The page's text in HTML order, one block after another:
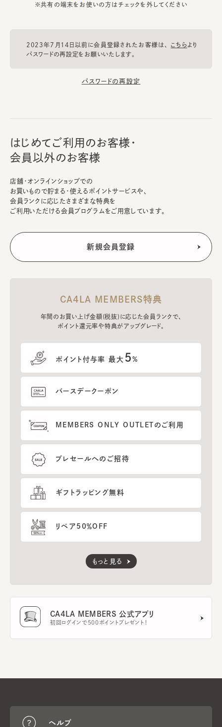
※共有の端末をお使いの方はチェックを外してください
2023年7月14日以前に会員登録されたお客様は、 こちらより
パスワードの再設定をお願いいたします。
パスワードの再設定
はじめてご利用のお客様・
会員以外のお客様
店舗・オンラインショップでの
お買いもので貯まる・使えるポイントサービスや、
会員ランクに応じたさまざまな特典を
ご利用いただける会員プログラムをご用意しています。
CA4LA MEMBERS特典
年間のお買い上げ金額(税抜)に応じた会員ランクで、
ポイント還元率や特典がアップグレード。
ポイント付与率 最大 5%
バースデークーポン
MEMBERS ONLY OUTLETのご利用
プレセールへのご招待
ギフトラッピング無料
リペア50％OFF
もっと見る
CA4LA MEMBERS 公式アプリ
初回ログインで500ポイントプレゼント！
ヘルプ